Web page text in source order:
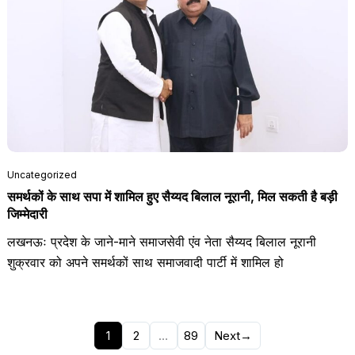
Uncategorized
समर्थकों के साथ सपा में शामिल हुए सैय्यद बिलाल नूरानी, मिल सकती है बड़ी
जिम्मेदारी
लखनऊः प्रदेश के जाने-माने समाजसेवी एंव नेता सैय्यद बिलाल नूरानी
शुक्रवार को अपने समर्थकों साथ समाजवादी पार्टी में शामिल हो
1 2 … 89 Next→